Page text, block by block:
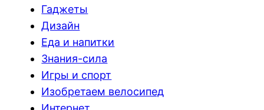
Гаджеты
Дизайн
Еда и напитки
Знания-сила
Игры и спорт
Изобретаем велосипед